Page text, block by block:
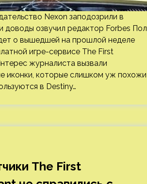
Nexon заподозрили в
доводы озвучил редактор Forbes Пол
о вышедшей на прошлой неделе
игре-сервисе The First
журналиста вызвали
иконки, которые слишком уж похожи
в Destiny…
The First